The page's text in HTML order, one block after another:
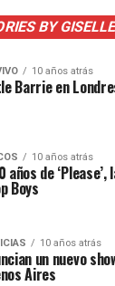
BY
10 años atrás
Barrie en
10 años atrás
años de
Boys
10 años atrás
un nuevo
Aires